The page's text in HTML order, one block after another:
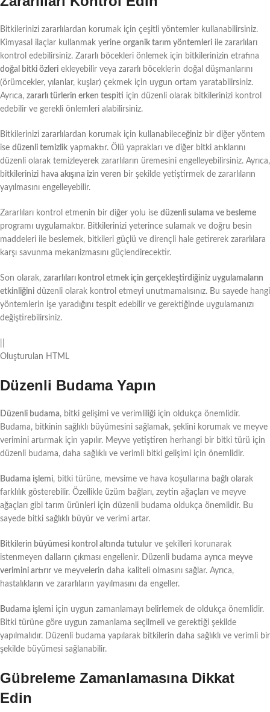
Bitkilerinizi zararlılardan korumak için çeşitli yöntemler kullanabilirsiniz.
Kimyasal ilaçlar kullanmak yerine organik tarım yöntemleri ile zararlıları
kontrol edebilirsiniz. Zararlı böcekleri önlemek için bitkilerinizin etrafına
doğal bitki özleri ekleyebilir veya zararlı böceklerin doğal düşmanlarını
(örümcekler, yılanlar, kuşlar) çekmek için uygun ortam yaratabilirsiniz.
Ayrıca, zararlı türlerin erken tespiti için düzenli olarak bitkilerinizi kontrol
edebilir ve gerekli önlemleri alabilirsiniz.
Bitkilerinizi zararlılardan korumak için kullanabileceğiniz bir diğer yöntem
ise düzenli temizlik yapmaktır. Ölü yaprakları ve diğer bitki atıklarını
düzenli olarak temizleyerek zararlıların üremesini engelleyebilirsiniz. Ayrıca,
bitkilerinizi hava akışına izin veren bir şekilde yetiştirmek de zararlıların
yayılmasını engelleyebilir.
Zararlıları kontrol etmenin bir diğer yolu ise düzenli sulama ve besleme
programı uygulamaktır. Bitkilerinizi yeterince sulamak ve doğru besin
maddeleri ile beslemek, bitkileri güçlü ve dirençli hale getirerek zararlılara
karşı savunma mekanizmasını güçlendirecektir.
Son olarak, zararlıları kontrol etmek için gerçekleştirdiğiniz uygulamaların
etkinliğini düzenli olarak kontrol etmeyi unutmamalısınız. Bu sayede hangi
yöntemlerin işe yaradığını tespit edebilir ve gerektiğinde uygulamanızı
değiştirebilirsiniz.
Oluşturulan HTML
Düzenli Budama Yapın
Düzenli budama, bitki gelişimi ve verimliliği için oldukça önemlidir.
Budama, bitkinin sağlıklı büyümesini sağlamak, şeklini korumak ve meyve
verimini artırmak için yapılır. Meyve yetiştiren herhangi bir bitki türü için
düzenli budama, daha sağlıklı ve verimli bitki gelişimi için önemlidir.
Budama işlemi, bitki türüne, mevsime ve hava koşullarına bağlı olarak
farklılık gösterebilir. Özellikle üzüm bağları, zeytin ağaçları ve meyve
ağaçları gibi tarım ürünleri için düzenli budama oldukça önemlidir. Bu
sayede bitki sağlıklı büyür ve verimi artar.
Bitkilerin büyümesi kontrol altında tutulur ve şekilleri korunarak
istenmeyen dalların çıkması engellenir. Düzenli budama ayrıca meyve
verimini artırır ve meyvelerin daha kaliteli olmasını sağlar. Ayrıca,
hastalıkların ve zararlıların yayılmasını da engeller.
Budama işlemi için uygun zamanlamayı belirlemek de oldukça önemlidir.
Bitki türüne göre uygun zamanlama seçilmeli ve gerektiği şekilde
yapılmalıdır. Düzenli budama yapılarak bitkilerin daha sağlıklı ve verimli bir
şekilde büyümesi sağlanabilir.
Gübreleme Zamanlamasına Dikkat
Edin